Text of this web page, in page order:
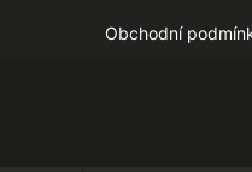
Obchodní